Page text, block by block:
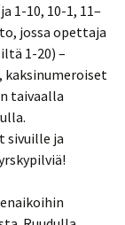
1-10, 10-1, 11–
jossa opettaja
1-20) –
taivaalla
sivuille ja